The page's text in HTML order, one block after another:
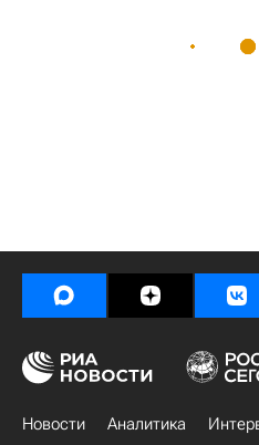
Новости Аналитика